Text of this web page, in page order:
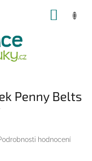
Penny Belts
hodnocení